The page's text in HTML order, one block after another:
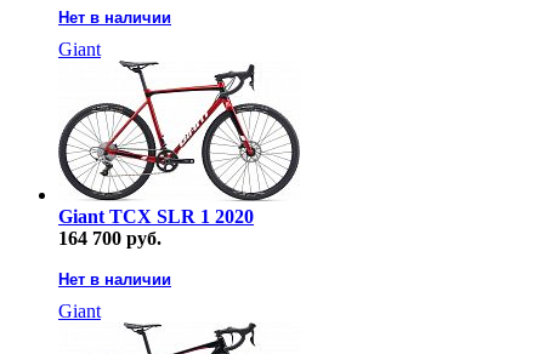
Нет в наличии
Giant
Giant TCX SLR 1 2020
164 700 руб.
Нет в наличии
Giant